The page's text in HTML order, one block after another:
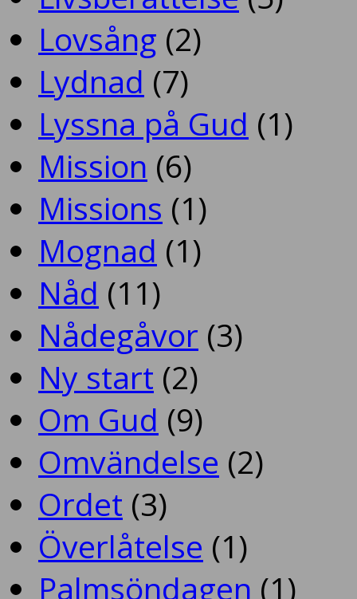
Lovsång (2)
Lydnad (7)
Lyssna på Gud (1)
Mission (6)
Missions (1)
Mognad (1)
Nåd (11)
Nådegåvor (3)
Ny start (2)
Om Gud (9)
Omvändelse (2)
Ordet (3)
Överlåtelse (1)
Palmsöndagen (1)